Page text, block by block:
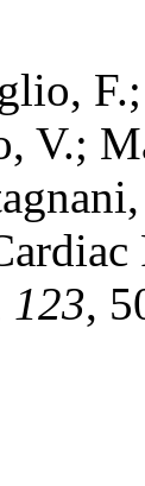
V.;
123,